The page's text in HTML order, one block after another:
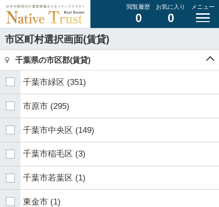
閲覧履歴
0
お気に入り
0
メニュー
市区町村選択画面(賃貸)
千葉県の市区郡(賃貸)
千葉市緑区 (351)
市原市 (295)
千葉市中央区 (149)
千葉市稲毛区 (3)
千葉市若葉区 (1)
東金市 (1)